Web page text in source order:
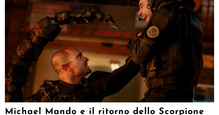
Michael Mando e il ritorno dello Scorpione